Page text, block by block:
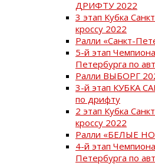
ДРИФТУ 2022
3 этап Кубка
кроссу 2022
Ралли «Санкт-
5-й этап
Петербурга по
Ралли ВЫБОРГ
3-й этап КУБКА
по дрифту
2 этап Кубка
кроссу 2022
Ралли «БЕЛЫЕ
4-й этап
Петербурга по